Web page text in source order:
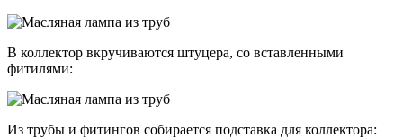
В коллектор вкручиваются штуцера, со вставленными
фитилями:
Из трубы и фитингов собирается подставка для коллектора: